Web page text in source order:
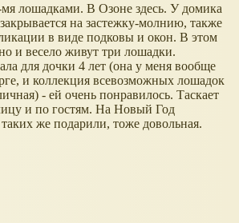
лошадками. В Озоне здесь. У домика
закрывается на застежку-молнию, также
в виде подковы и окон. В этом
и весело живут три лошадки.
для дочки 4 лет (она у меня вообще
и коллекция всевозможных лошадок
- ей очень понравилось. Таскает
и по гостям. На Новый Год
же подарили, тоже довольная.